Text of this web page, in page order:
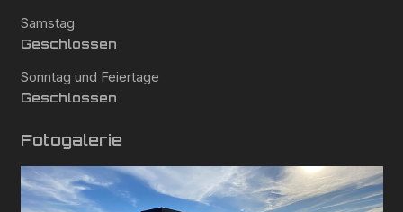
Samstag
Geschlossen
Sonntag und Feiertage
Geschlossen
Fotogalerie